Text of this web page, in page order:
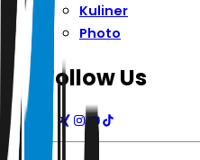
Kuliner
Photo
Follow Us